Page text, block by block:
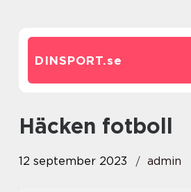
DINSPORT.se
häcken fotboll
12 september 2023 admin